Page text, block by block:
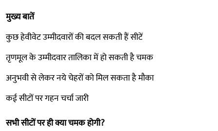
मुख्य बातें
कुछ हेवीवेट उम्मीदवारों की बदल सकती हैं सीटें
तृणमूल के उम्मीदवार तालिका में हो सकती है चमक
अनुभवी से लेकर नये चेहरों को मिल सकता है मौका
कई सीटों पर गहन चर्चा जारी
सभी सीटों पर ही क्या चमक होगी?